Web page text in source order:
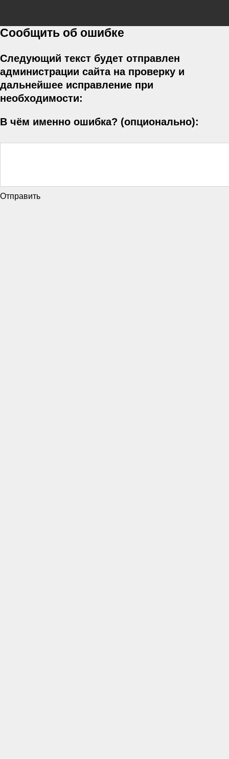
Сообщить об ошибке
Следующий текст будет отправлен
администрации сайта на проверку и
дальнейшее исправление при
необходимости:
В чём именно ошибка? (опционально):
Отправить